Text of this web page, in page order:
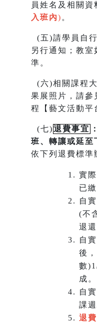
員姓名及相關資
入班內) 。
(五)請學員自
另行通知；教室
準。
(六)相關課程
果展照片，請參
程【藝文活動平
(七)退費事宜
班、 轉讓或延至
依下列退費標準
實
已
自
(不
退
自
後
數
成。
自
課
退